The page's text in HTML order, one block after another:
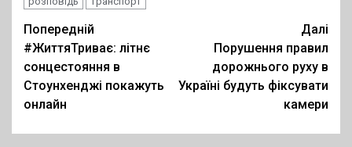
Post
navigation
Попередній
#ЖиттяТриває: літнє
сонцестояння в
Стоунхенджі покажуть
онлайн
Далі
Порушення правил
дорожнього руху в
Україні будуть фіксувати
камери